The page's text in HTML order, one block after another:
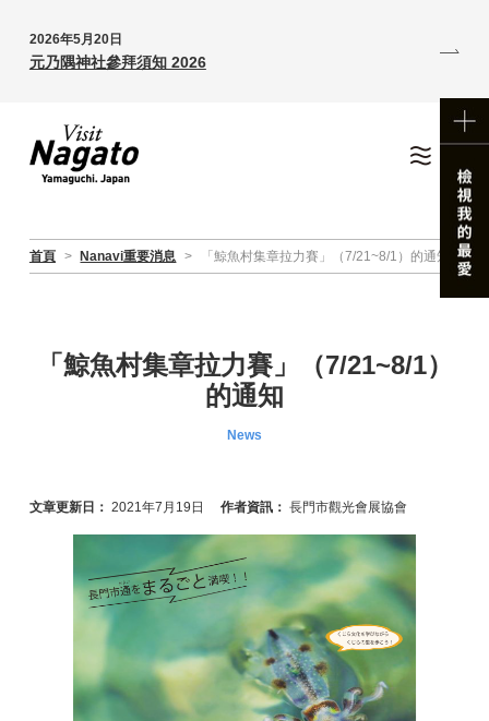
2026年5月20日
元乃隅神社參拜須知 2026
首頁 > Nanavi重要消息 > 「鯨魚村集章拉力賽」（7/21~8/1）的通知
「鯨魚村集章拉力賽」（7/21~8/1）
的通知
News
文章更新日： 2021年7月19日 作者資訊： 長門市觀光會展協會